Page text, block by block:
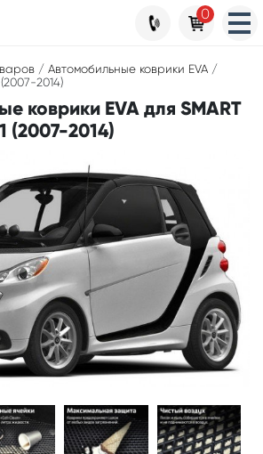
/ Автомобильные коврики EVA /
2014)
коврики EVA для SMART
(2007-2014)
0